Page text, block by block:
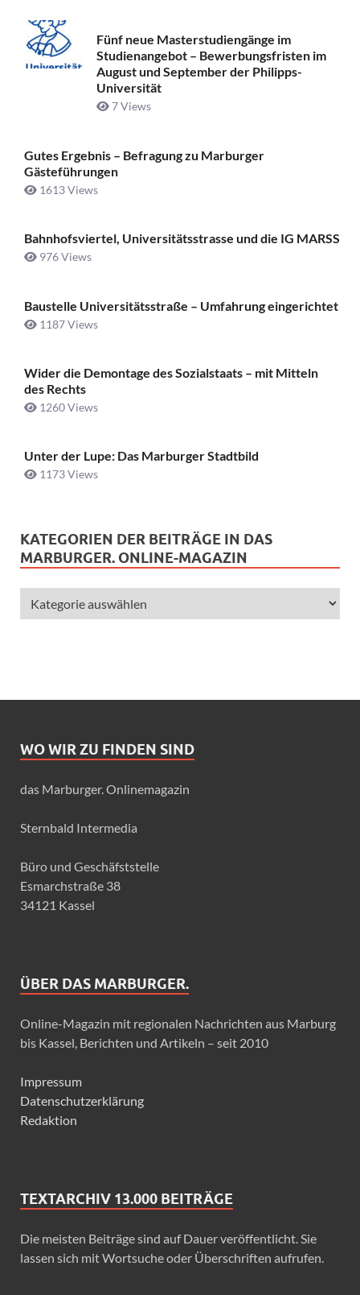
Fünf neue Masterstudiengänge im
Studienangebot – Bewerbungsfristen im
August und September der Philipps-
Universität
7 Views
Gutes Ergebnis – Befragung zu Marburger
Gästeführungen
1613 Views
Bahnhofsviertel, Universitätsstrasse und die IG MARSS
976 Views
Baustelle Universitätsstraße ­– Umfahrung eingerichtet
1187 Views
Wider die Demontage des Sozialstaats – mit Mitteln
des Rechts
1260 Views
Unter der Lupe: Das Marburger Stadtbild
1173 Views
KATEGORIEN DER BEITRÄGE IN DAS
MARBURGER. ONLINE-MAGAZIN
WO WIR ZU FINDEN SIND
das Marburger. Onlinemagazin
Sternbald Intermedia
Büro und Geschäfststelle
Esmarchstraße 38
34121 Kassel
ÜBER DAS MARBURGER.
Online-Magazin mit regionalen Nachrichten aus Marburg
bis Kassel, Berichten und Artikeln – seit 2010
Impressum
Datenschutzerklärung
Redaktion
TEXTARCHIV 13.000 BEITRÄGE
Die meisten Beiträge sind auf Dauer veröffentlicht. Sie
lassen sich mit Wortsuche oder Überschriften aufrufen.